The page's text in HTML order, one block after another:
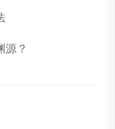
源？